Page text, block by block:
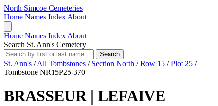
North Simcoe Cemeteries
Home Names Index About
Home Names Index About
Search St. Ann's Cemetery
Search
St. Ann's / All Tombstones / Section North / Row 15 / Plot 25 /
Tombstone NR15P25-370
BRASSEUR | LEFAIVE